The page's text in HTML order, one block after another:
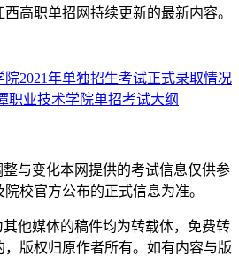
高职单招网持续更新的最新内容。
院2021年单独招生考试正式录取情况
职业技术学院单招考试大纲
与变化本网提供的考试信息仅供参
校官方公布的正式信息为准。
他媒体的稿件均为转载体，免费转
版权归原作者所有。如有内容与版